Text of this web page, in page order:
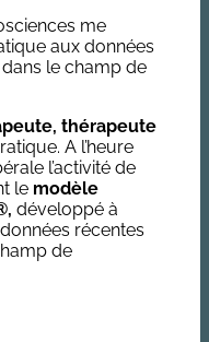
me
aux données
le champ de
thérapeute
A l’heure
l’activité de
le modèle
développé à
récentes
de